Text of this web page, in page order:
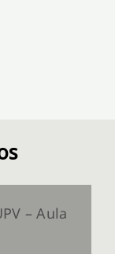
– Aula